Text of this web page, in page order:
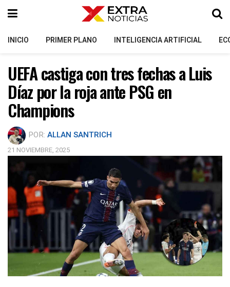
INICIO PRIMER PLANO INTELIGENCIA ARTIFICIAL
UEFA castiga con tres fechas a Luis
Díaz por la roja ante PSG en
Champions
POR: ALLAN SANTRICH
21 NOVIEMBRE, 2025